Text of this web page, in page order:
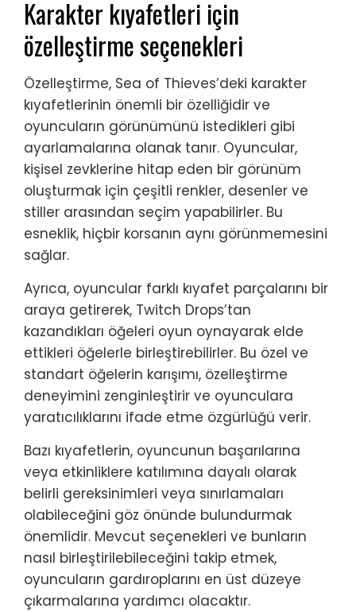
Karakter kıyafetleri için
özelleştirme seçenekleri
Özelleştirme, Sea of Thieves’deki karakter
kıyafetlerinin önemli bir özelliğidir ve
oyuncuların görünümünü istedikleri gibi
ayarlamalarına olanak tanır. Oyuncular,
kişisel zevklerine hitap eden bir görünüm
oluşturmak için çeşitli renkler, desenler ve
stiller arasından seçim yapabilirler. Bu
esneklik, hiçbir korsanın aynı görünmemesini
sağlar.
Ayrıca, oyuncular farklı kıyafet parçalarını bir
araya getirerek, Twitch Drops’tan
kazandıkları öğeleri oyun oynayarak elde
ettikleri öğelerle birleştirebilirler. Bu özel ve
standart öğelerin karışımı, özelleştirme
deneyimini zenginleştirir ve oyunculara
yaratıcılıklarını ifade etme özgürlüğü verir.
Bazı kıyafetlerin, oyuncunun başarılarına
veya etkinliklere katılımına dayalı olarak
belirli gereksinimleri veya sınırlamaları
olabileceğini göz önünde bulundurmak
önemlidir. Mevcut seçenekleri ve bunların
nasıl birleştirilebileceğini takip etmek,
oyuncuların gardıroplarını en üst düzeye
çıkarmalarına yardımcı olacaktır.